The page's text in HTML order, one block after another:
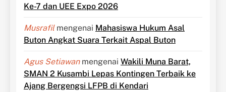
Ke-7 dan UEE Expo 2026
Musrafilmengenai Mahasiswa Hukum Asal
Buton Angkat Suara Terkait Aspal Buton
Agus Setiawanmengenai Wakili Muna Barat,
SMAN 2 Kusambi Lepas Kontingen Terbaik ke
Ajang Bergengsi LFPB di Kendari